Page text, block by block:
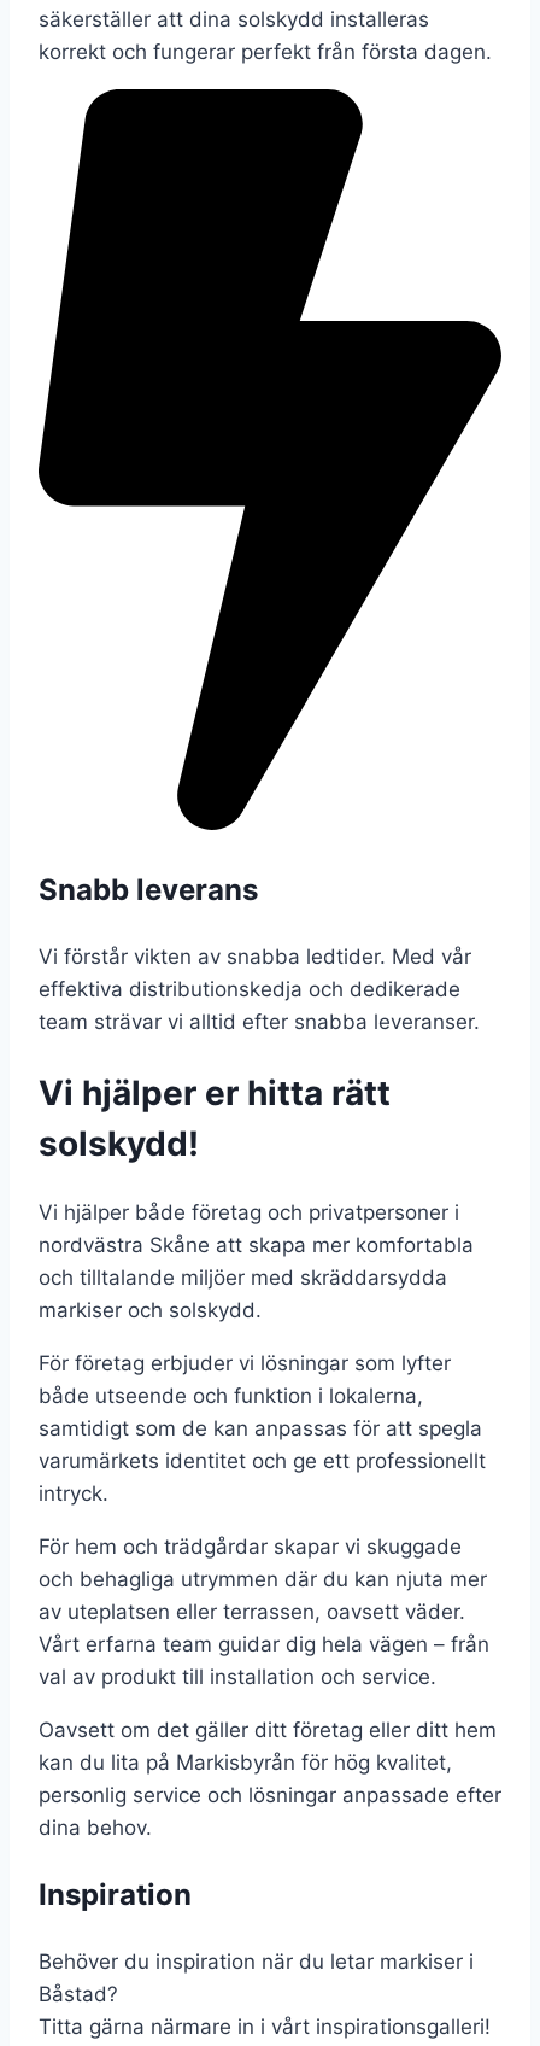
säkerställer att dina solskydd installeras
korrekt och fungerar perfekt från första dagen.
Snabb leverans
Vi förstår vikten av snabba ledtider. Med vår
effektiva distributionskedja och dedikerade
team strävar vi alltid efter snabba leveranser.
Vi hjälper er hitta rätt
solskydd!
Vi hjälper både företag och privatpersoner i
nordvästra Skåne att skapa mer komfortabla
och tilltalande miljöer med skräddarsydda
markiser och solskydd.
För företag erbjuder vi lösningar som lyfter
både utseende och funktion i lokalerna,
samtidigt som de kan anpassas för att spegla
varumärkets identitet och ge ett professionellt
intryck.
För hem och trädgårdar skapar vi skuggade
och behagliga utrymmen där du kan njuta mer
av uteplatsen eller terrassen, oavsett väder.
Vårt erfarna team guidar dig hela vägen – från
val av produkt till installation och service.
Oavsett om det gäller ditt företag eller ditt hem
kan du lita på Markisbyrån för hög kvalitet,
personlig service och lösningar anpassade efter
dina behov.
Inspiration
Behöver du inspiration när du letar markiser i
Båstad?
Titta gärna närmare in i vårt inspirationsgalleri!